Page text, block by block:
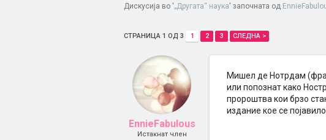
Дискусија во '„Другата“ наука' започната од
СТРАНИЦА 1 ОД 3 1 2 3 СЛЕДНА >
EnnieFabulous
Истакнат член
Мишел де Нотрдам
или попознат како
пророштва кои брзо
издание кое се